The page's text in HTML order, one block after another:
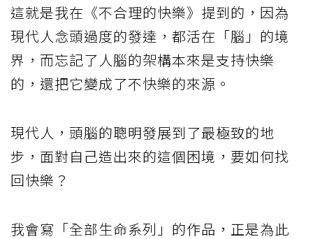
這就是我在《不合理的快樂》提到的，因為
現代人念頭過度的發達，都活在「腦」的境
界，而忘記了人腦的架構本來是支持快樂
的，還把它變成了不快樂的來源。
現代人，頭腦的聰明發展到了最極致的地
步，面對自己造出來的這個困境，要如何找
回快樂？
我會寫「全部生命系列」的作品，正是為此